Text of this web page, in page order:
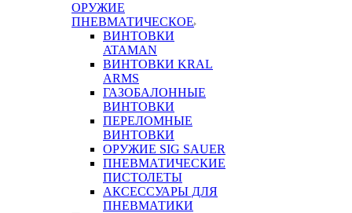
ОРУЖИЕ
ПНЕВМАТИЧЕСКОЕ
ВИНТОВКИ
ATAMAN
ВИНТОВКИ KRAL
ARMS
ГАЗОБАЛОННЫЕ
ВИНТОВКИ
ПЕРЕЛОМНЫЕ
ВИНТОВКИ
ОРУЖИЕ SIG SAUER
ПНЕВМАТИЧЕСКИЕ
ПИСТОЛЕТЫ
АКСЕССУАРЫ ДЛЯ
ПНЕВМАТИКИ